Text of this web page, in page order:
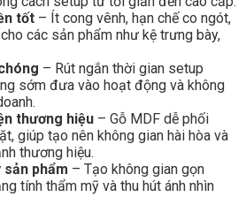
tốt – Ít cong vênh, hạn chế co ngót,
các sản phẩm như kệ trưng bày,
– Rút ngắn thời gian setup
sớm đưa vào hoạt động và không
thương hiệu – Gỗ MDF dễ phối
giúp tạo nên không gian hài hòa và
thương hiệu.
phẩm – Tạo không gian gọn
tính thẩm mỹ và thu hút ánh nhìn